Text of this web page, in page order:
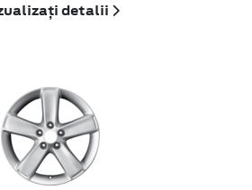
detalii